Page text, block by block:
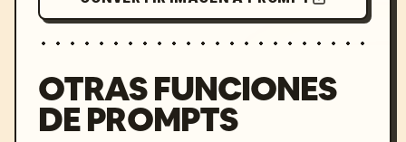
OTRAS FUNCIONES
DE PROMPTS